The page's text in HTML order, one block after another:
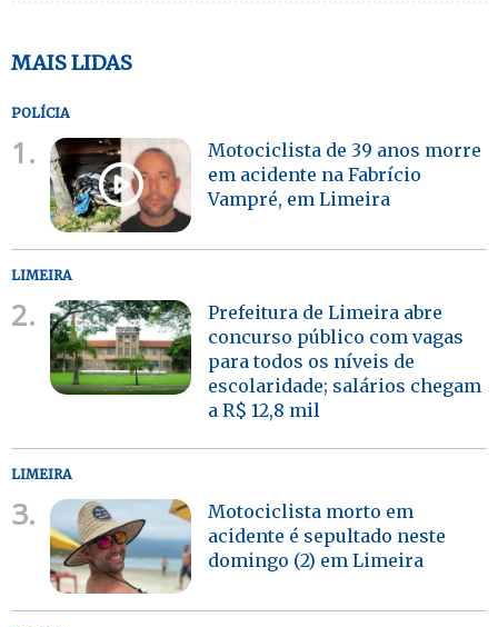
MAIS LIDAS
POLÍCIA
1.
Motociclista de 39 anos morre
em acidente na Fabrício
Vampré, em Limeira
LIMEIRA
2.
Prefeitura de Limeira abre
concurso público com vagas
para todos os níveis de
escolaridade; salários chegam
a R$ 12,8 mil
LIMEIRA
3.
Motociclista morto em
acidente é sepultado neste
domingo (2) em Limeira